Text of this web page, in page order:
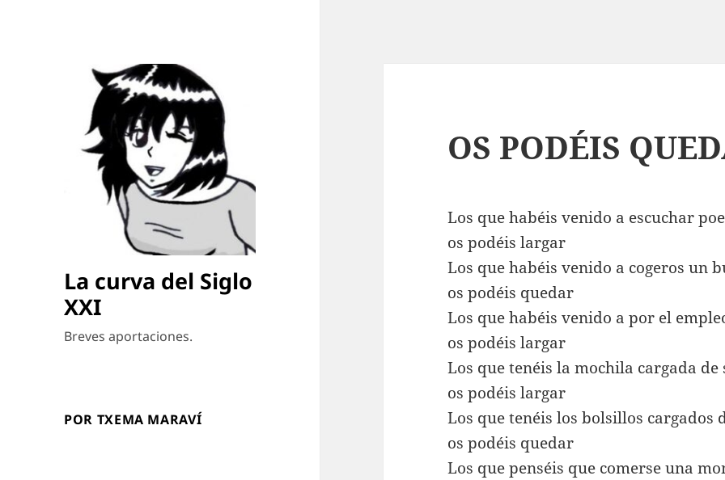
La curva del Siglo
XXI
Breves aportaciones.
POR TXEMA MARAVÍ
OS PODÉIS
Los que habéis venido a escuchar
os podéis largar
Los que habéis venido a cogeros un
os podéis quedar
Los que habéis venido a por el
os podéis largar
Los que tenéis la mochila cargada de
os podéis largar
Los que tenéis los bolsillos cargados
os podéis quedar
Los que penséis que comerse una